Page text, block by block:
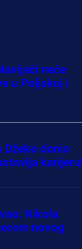
neće
u Poljskoj i
Džeko donio
Nikola
novog